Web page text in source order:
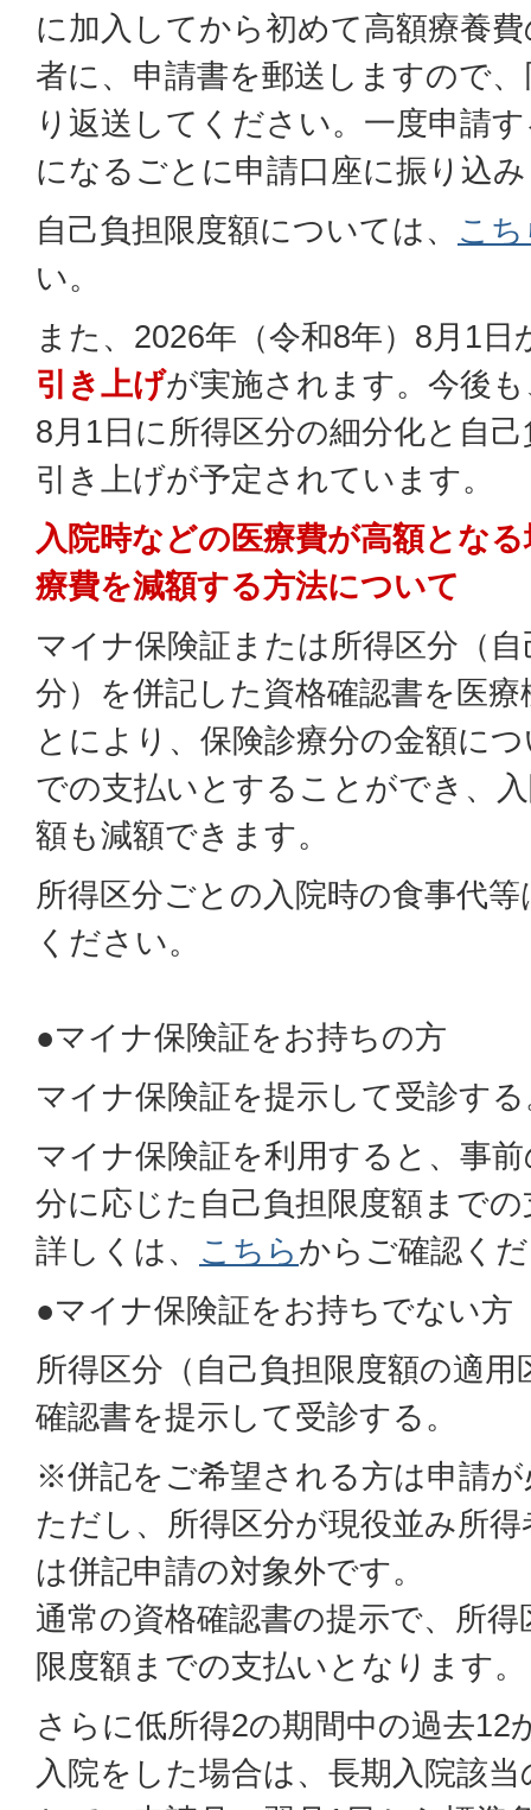
に加入してから初めて高額療養
者に、申請書を郵送しますので
り返送してください。一度申請
になるごとに申請口座に振り込
自己負担限度額については、 こ
い。
また、2026年（令和8年）8月1日
引き上げが実施されます。今後
8月1日に所得区分の細分化と自
引き上げが予定されています。
入院時などの医療費が高額とな
療費を減額する方法について
マイナ保険証または所得区分（
分）を併記した資格確認書を医
とにより、保険診療分の金額に
での支払いとすることができ、
額も減額できます。
所得区分ごとの入院時の食事代等
ください。
●マイナ保険証をお持ちの方
マイナ保険証を提示して受診す
マイナ保険証を利用すると、事
分に応じた自己負担限度額まで
詳しくは、 こちらからご確認く
●マイナ保険証をお持ちでない方
所得区分（自己負担限度額の適
確認書を提示して受診する。
※併記をご希望される方は申請
ただし、所得区分が現役並み所
は併記申請の対象外です。
通常の資格確認書の提示で、所
限度額までの支払いとなります。
さらに低所得2の期間中の過去12
入院をした場合は、長期入院該